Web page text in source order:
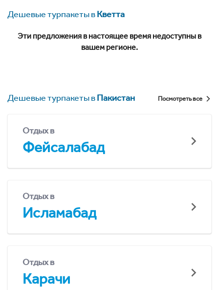
Дешевые турпакеты вКветта
Эти предложения в настоящее время недоступны в
вашем регионе.
Дешевые турпакеты вПакистан Посмотреть все
Отдых в
Фейсалабад
Отдых в
Исламабад
Отдых в
Карачи